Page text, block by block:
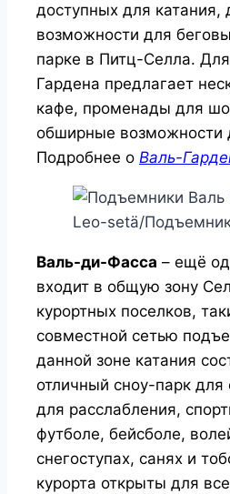
доступных для
возможности для
парке в Питц-Селла.
Гардена предлагает
кафе, променады для
обширные возможности
Подробнее о Валь-
Leo-setä/
Валь-ди-Фасса – ещё
входит в общую зону
курортных поселков,
совместной сетью
данной зоне катания
отличный сноу-парк для
для расслабления,
футболе, бейсболе,
снегоступах, санях и
курорта открыты для